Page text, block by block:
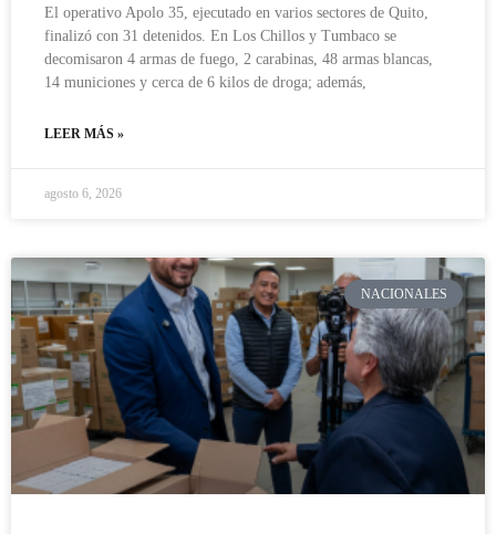
El operativo Apolo 35, ejecutado en varios sectores de Quito,
finalizó con 31 detenidos. En Los Chillos y Tumbaco se
decomisaron 4 armas de fuego, 2 carabinas, 48 armas blancas,
14 municiones y cerca de 6 kilos de droga; además,
LEER MÁS »
agosto 6, 2026
NACIONALES